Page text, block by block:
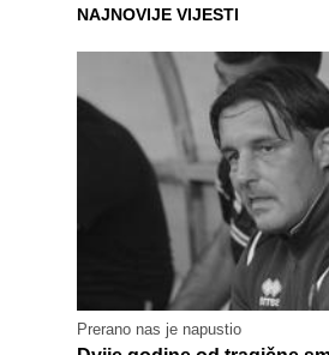
NAJNOVIJE VIJESTI
Prerano nas je napustio